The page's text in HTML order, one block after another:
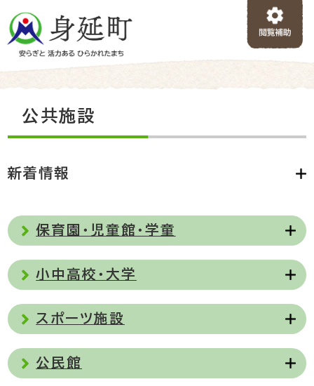
ー
先
公共施設
新着情報
保育園・児童館・学童
小中高校・大学
スポーツ施設
公民館